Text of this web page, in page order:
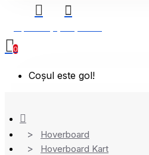
0
Coșul este gol!
Hoverboard
Hoverboard Kart